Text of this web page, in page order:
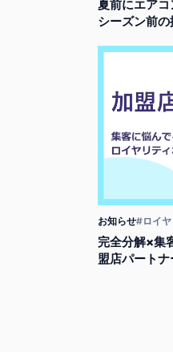
夏前にエア
シーズン前
お知らせ#ロイヤ
完全分解×集
盟店パート